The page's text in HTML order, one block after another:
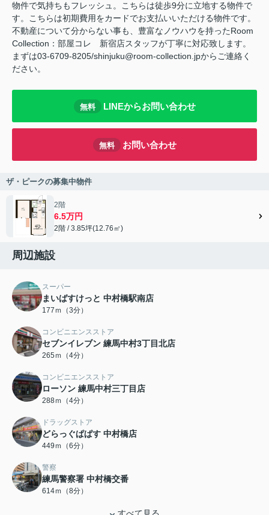
物件で気持ちもフレッシュ。こちらは徒歩9分に立地する物件で
す。こちらは初期費用をカードでお支払いいただける物件です。
不動産について分からない事も、豊富なノウハウを持ったRoom
Collection：部屋コレ 新宿店スタッフが丁寧に対応致します。
まずは03-6709-8205/shinjuku@room-collection.jpからご連絡く
ださい。
無料 LINEからお問い合わせ
無料 お問い合わせ
ザ・ピークの募集中物件
2階
6.5万円
2階 / 3.85坪(12.76㎡)
周辺施設
スーパー
まいばすけっと 中村橋駅南店
177ｍ（3分）
コンビニエンスストア
セブンイレブン 練馬中村3丁目北店
265ｍ（4分）
コンビニエンスストア
ローソン 練馬中村三丁目店
288ｍ（4分）
ドラッグストア
どらっぐぱぱす 中村橋店
449ｍ（6分）
警察
練馬警察署 中村橋交番
614ｍ（8分）